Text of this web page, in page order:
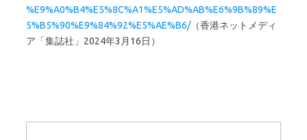
%E9%A0%B4%E5%8C%A1%E5%AD%AB%E6%9B%89%E
5%B5%90%E9%84%92%E5%AE%B6/（香港ネットメディ
ア「集誌社」2024年3月16日）